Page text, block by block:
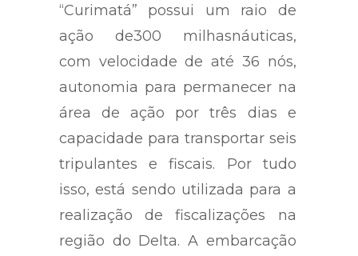
“Curimatá” possui um raio de
ação de300 milhasnáuticas,
com velocidade de até 36 nós,
autonomia para permanecer na
área de ação por três dias e
capacidade para transportar seis
tripulantes e fiscais. Por tudo
isso, está sendo utilizada para a
realização de fiscalizações na
região do Delta. A embarcação